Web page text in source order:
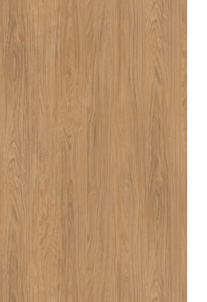
NATUREL - H1385ST40
NATUREL
Chêne Casella naturel
Casella naturel - 68.40 € T.T.C. / m²